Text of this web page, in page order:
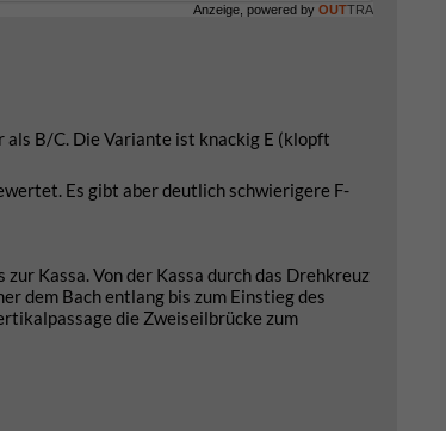
Anzeige, powered by OUTTRA
B/C. Die Variante ist knackig E (klopft
Es gibt aber deutlich schwierigere F-
Kassa. Von der Kassa durch das Drehkreuz
dem Bach entlang bis zum Einstieg des
die Zweiseilbrücke zum